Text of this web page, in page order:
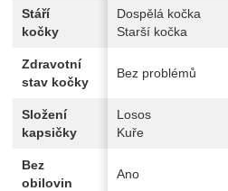
Stáří
kočky
Dospělá kočka
Starší kočka
Zdravotní
stav kočky
Bez problémů
Složení
kapsičky
Losos
Kuře
Bez
obilovin
Ano